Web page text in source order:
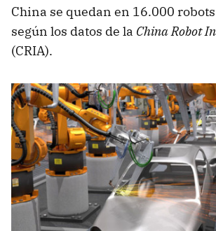
China se quedan en 16.000
según los datos de la China Robot
(CRIA).